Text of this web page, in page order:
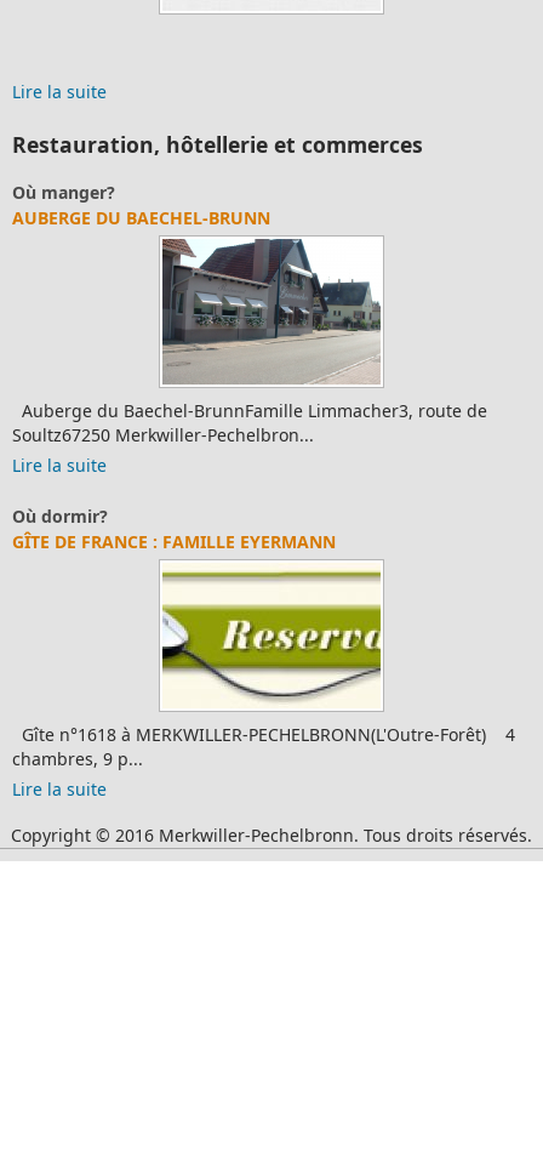
Lire la suite
Restauration, hôtellerie et commerces
Où manger?
AUBERGE DU BAECHEL-BRUNN
Auberge du Baechel-BrunnFamille Limmacher3, route de
Soultz67250 Merkwiller-Pechelbron...
Lire la suite
Où dormir?
GÎTE DE FRANCE : FAMILLE EYERMANN
Gîte n°1618 à MERKWILLER-PECHELBRONN(L'Outre-Forêt) 4
chambres, 9 p...
Lire la suite
Copyright © 2016 Merkwiller-Pechelbronn. Tous droits réservés.